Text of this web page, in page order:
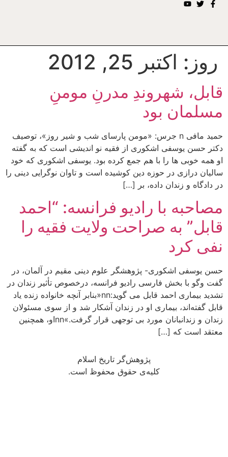
روز: اکتبر 25, 2012
قابل، شهروندِ مدرنِ مومنِ
مسلمان بود
حمید مافی n جرس: «مومن پارسای شب و شیر روز»، توصیف
دکتر حسن یوسفی اشکوری از فقیه نو اندیشی است که به گفته
او همه خوبی ها را با هم جمع کرده بود. یوسفی اشکوری که خود
سالیان درازی در حوزه دین کوشیده است و تاوان نوگرایی دینی را
در دادگاه و زندان داده، بر […]
مصاحبه با رادیو فرانسه: “احمد
قابل” به صراحت ولایت فقیه را
نفی کرد
حسن یوسفی اشکوری- پژوهشگر علوم دینی مقیم در آلمان، در
گفت وگو با بخش فارسی رادیو فرانسه، درخصوص تأثیر زندان در
تشدید بیماری احمد قابل می گوید:nn«بنابر آنچه خانواده زنده یاد
قابل گفته‌اند، بیماری او در زندان آشکار شد و از سوی مسئولان
زندان و زندانبانان مورد بی توجهی قرار گرفت.»nnاو، همچنین
معتقد است که […]
پژوهش‌گر تاریخ اسلام
کلیه‌ی حقوق محفوظ است.